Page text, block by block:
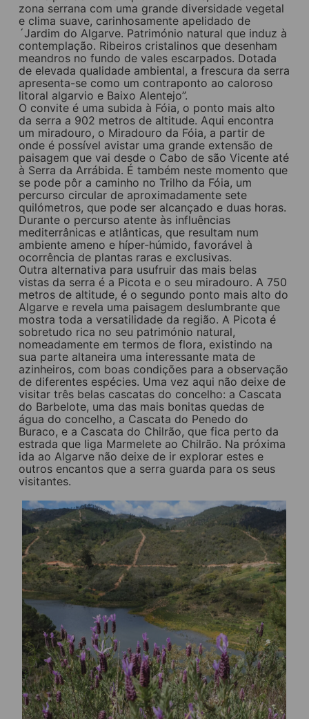
zona serrana com uma grande diversidade vegetal
e clima suave, carinhosamente apelidado de
´Jardim do Algarve. Património natural que induz à
contemplação. Ribeiros cristalinos que desenham
meandros no fundo de vales escarpados. Dotada
de elevada qualidade ambiental, a frescura da serra
apresenta-se como um contraponto ao caloroso
litoral algarvio e Baixo Alentejo”.
O convite é uma subida à Fóia, o ponto mais alto
da serra a 902 metros de altitude. Aqui encontra
um miradouro, o Miradouro da Fóia, a partir de
onde é possível avistar uma grande extensão de
paisagem que vai desde o Cabo de são Vicente até
à Serra da Arrábida. É também neste momento que
se pode pôr a caminho no Trilho da Fóia, um
percurso circular de aproximadamente sete
quilómetros, que pode ser alcançado e duas horas.
Durante o percurso atente às influências
mediterrânicas e atlânticas, que resultam num
ambiente ameno e híper-húmido, favorável à
ocorrência de plantas raras e exclusivas.
Outra alternativa para usufruir das mais belas
vistas da serra é a Picota e o seu miradouro. A 750
metros de altitude, é o segundo ponto mais alto do
Algarve e revela uma paisagem deslumbrante que
mostra toda a versatilidade da região. A Picota é
sobretudo rica no seu património natural,
nomeadamente em termos de flora, existindo na
sua parte altaneira uma interessante mata de
azinheiros, com boas condições para a observação
de diferentes espécies. Uma vez aqui não deixe de
visitar três belas cascatas do concelho: a Cascata
do Barbelote, uma das mais bonitas quedas de
água do concelho, a Cascata do Penedo do
Buraco, e a Cascata do Chilrão, que fica perto da
estrada que liga Marmelete ao Chilrão. Na próxima
ida ao Algarve não deixe de ir explorar estes e
outros encantos que a serra guarda para os seus
visitantes.